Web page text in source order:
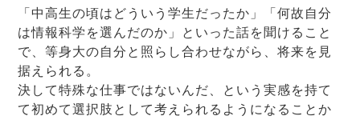
「中高生の頃はどういう学生だったか」「何故自分
は情報科学を選んだのか」といった話を聞けること
で、等身大の自分と照らし合わせながら、将来を見
据えられる。
決して特殊な仕事ではないんだ、という実感を持て
て初めて選択肢として考えられるようになることか